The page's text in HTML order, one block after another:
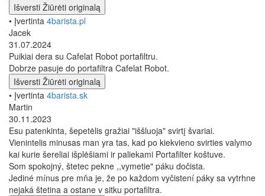
Išversti Žiūrėti originalą
• Įvertinta 4barista.pl
Jacek
31.07.2024
Puikiai dera su Cafelat Robot portafiltru.
Dobrze pasuje do portafiltra Cafelat Robot.
Išversti Žiūrėti originalą
• Įvertinta 4barista.sk
Martin
30.11.2023
Esu patenkinta, šepetėlis gražiai "iššluoja" svirtį švariai.
Vienintelis minusas man yra tas, kad po kiekvieno svirties valymo
kai kurie šereliai išplėšiami ir paliekami Portafilter koštuve.
Som spokojný, štetec pekne ,,vymetie" páku dočista.
Jediné mínus pre mňa je, že po každom vyčistení páky sa vytrhne
nejaká štetina a ostane v sitku portafiltra.